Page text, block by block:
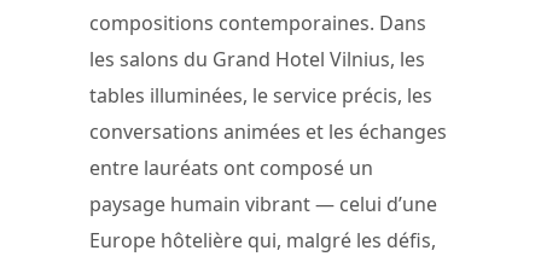
compositions contemporaines. Dans
les salons du Grand Hotel Vilnius, les
tables illuminées, le service précis, les
conversations animées et les échanges
entre lauréats ont composé un
paysage humain vibrant — celui d’une
Europe hôtelière qui, malgré les défis,